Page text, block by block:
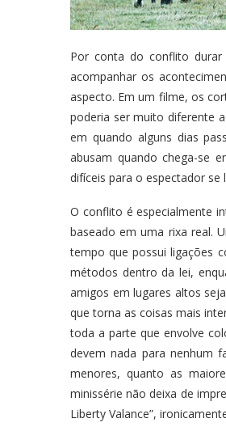
Por conta do conflito
acompanhar os
aspecto. Em um filme, os
poderia ser muito diferente
em quando alguns dias
abusam quando chega-se
difíceis para o espectador se
O conflito é especialmente
baseado em uma rixa real.
tempo que possui ligações
métodos dentro da lei,
amigos em lugares altos
que torna as coisas mais
toda a parte que envolve
devem nada para nenhum
menores, quanto as
minissérie não deixa de
Liberty Valance”,